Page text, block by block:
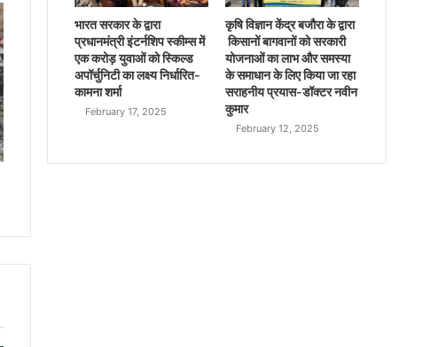
भारत सरकार के द्वारा
प्रधानमंत्री इंटर्नशिप स्कीम्स में
एक करोड़ युवाओं को स्किल्ड
अपॉर्चुनिटी का लक्ष्य निर्धारित-
कामना शर्मा
February 17, 2025
कृषि विज्ञान केंद्र बजौरा के द्वारा
किसानों बागवानों को सरकारी
योजनाओं का लाभ और समस्या
के समाधान के लिए किया जा रहा
सराहनीय प्रयास-डॉक्टर नवीन
कुमार
February 12, 2025